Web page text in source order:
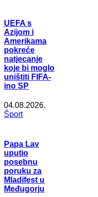
UEFA s
Azijom i
Amerikama
pokreće
natjecanje
koje bi moglo
uništiti FIFA-
ino SP
04.08.2026.
Šport
Papa Lav
uputio
posebnu
poruku za
Mladifest u
Međugorju